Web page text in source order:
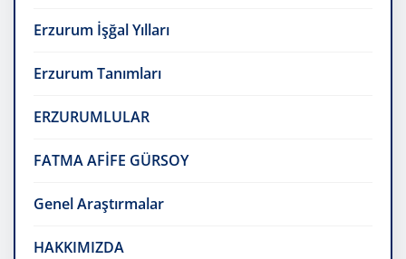
Erzurum İşğal Yılları
Erzurum Tanımları
ERZURUMLULAR
FATMA AFİFE GÜRSOY
Genel Araştırmalar
HAKKIMIZDA